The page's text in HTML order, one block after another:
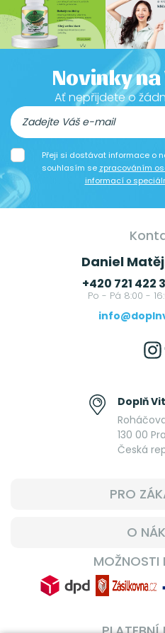
Novinky
Ať nepřijdete o
Přeji si dostávat informace o
souhlasím se zpracováním
informací o
Daniel
+420 721 422
Po - Pá 8:00 -
Doplň
130 00
Česká
PRO
O
MOŽNOSTI